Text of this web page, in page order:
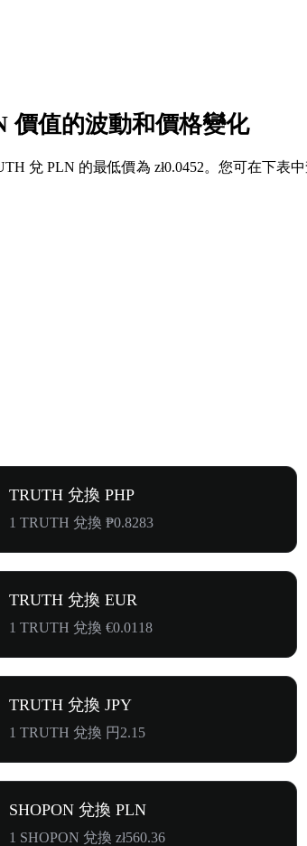
價值的波動和價格變化
兌 PLN 的最低價為 zł0.0452。您可在下表
TRUTH 兌換 PHP
1 TRUTH 兌換 ₱0.8283
TRUTH 兌換 EUR
1 TRUTH 兌換 €0.0118
TRUTH 兌換 JPY
1 TRUTH 兌換 円2.15
SHOPON 兌換 PLN
1 SHOPON 兌換 zł560.36